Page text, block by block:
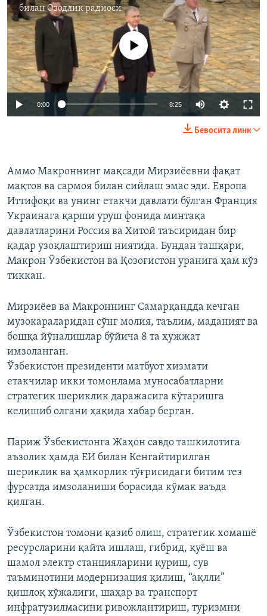
биланОзодлик радиоси
720p 1080p
Айни дамда медиа-манба мавжуд эмас
0:00 8:25
720p
1080p
Бевосита линк
Аммо Макроннинг мақсади Мирзиёевни фақат
мақтов ва сармоя билан сийлаш эмас эди. Европа
Иттифоқи ва унинг етакчи давлати бўлган Франция
Украинага қарши уруш фонида минтақа
давлатларини Россия ва Хитой таъсиридан бир
қадар узоқлаштириш ниятида. Бундан ташқари,
Макрон Ўзбекистон ва Қозоғистон уранига ҳам кўз
тиккан.
Мирзиёев ва Макроннинг Самарқандда кечган
музокараларидан сўнг молия, таълим, маданият ва
бошқа йўналишлар бўйича 8 та ҳужжат
имзоланган.
Ўзбекистон президенти матбуот хизмати
етакчилар икки томонлама муносабатларни
стратегик шериклик даражасига кўтаришга
келишиб олгани ҳақида хабар берган.
Париж Ўзбекистонга Жаҳон савдо ташкилотига
аъзолик ҳамда ЕИ билан Кенгайтирилган
шериклик ва ҳамкорлик тўғрисидаги битим тез
фурсатда имзоланиши борасида кўмак ваъда
қилган.
Ўзбекистон томони қазиб олиш, стратегик хомашё
ресурсларини қайта ишлаш, гибрид, қуёш ва
шамол электр станцияларини қуриш, сув
таъминотини модернизация қилиш, “ақлли”
қишлоқ хўжалиги, шаҳар ва транспорт
инфратузилмасини ривожлантириш, туризмни